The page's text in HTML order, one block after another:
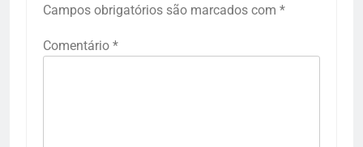
Campos obrigatórios são marcados com *
Comentário *